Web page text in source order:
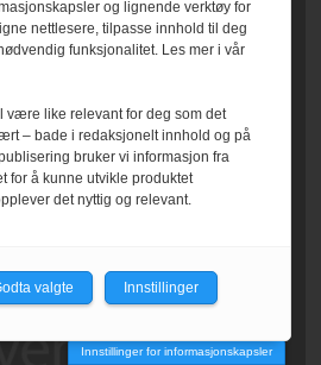
Innstillinger for informasjonskapsler
og lignende verktøy for
nettlesere, tilpasse innhold til deg
funksjonalitet. Les mer i vår
være like relevant for deg som det
– bade i redaksjonelt innhold og på
bruker vi informasjon fra
for å kunne utvikle produktet
det nyttig og relevant.
valgte Innstillinger